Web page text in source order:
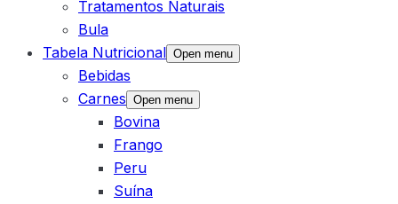
Tratamentos Naturais
Bula
Tabela Nutricional Open menu
Bebidas
Carnes Open menu
Bovina
Frango
Peru
Suína